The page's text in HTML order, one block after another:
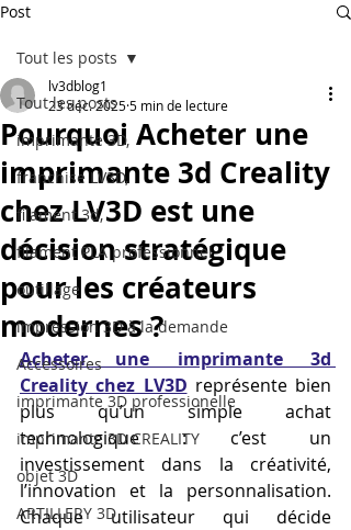
Post
Tout les posts
imprimante 3D,
franchise LV3D,
filament 3d,
filament PLA professionnel
outillage
impression 3D à la demande
Accessoires
imprimante 3D professionelle
imprimante 3D CREALITY
objet 3D
ARTILLERY 3D
Tout les posts
Pourquoi Acheter une
imprimante 3d Creality
chez LV3D est une
décision stratégique
pour les créateurs
modernes ?
lv3dblog1
23 déc. 20255 min de lecture
Acheter une imprimante 3d
Creality chez LV3D représente bien
plus qu’un simple achat
technologique : c’est un
investissement dans la créativité,
l’innovation et la personnalisation.
Chaque utilisateur qui décide